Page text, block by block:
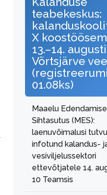
teabekeskus:
X
13.–14.
Võrtsjärve
01.08ks)
Maaelu Edendamise
Sihtasutus (MES):
laenuvõimalusi
infotund kalandus-
vesiviljelussektori
ettevõtjatele 14.
10 Teamsis